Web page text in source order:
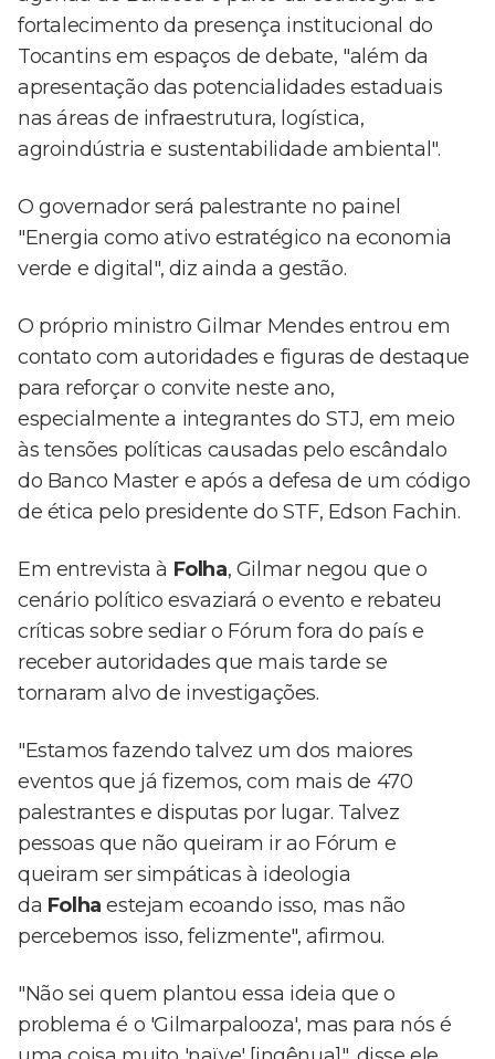
fortalecimento da presença institucional do
Tocantins em espaços de debate, "além da
apresentação das potencialidades estaduais
nas áreas de infraestrutura, logística,
agroindústria e sustentabilidade ambiental".
O governador será palestrante no painel
"Energia como ativo estratégico na economia
verde e digital", diz ainda a gestão.
O próprio ministro Gilmar Mendes entrou em
contato com autoridades e figuras de destaque
para reforçar o convite neste ano,
especialmente a integrantes do STJ, em meio
às tensões políticas causadas pelo escândalo
do Banco Master e após a defesa de um código
de ética pelo presidente do STF, Edson Fachin.
Em entrevista à Folha, Gilmar negou que o
cenário político esvaziará o evento e rebateu
críticas sobre sediar o Fórum fora do país e
receber autoridades que mais tarde se
tornaram alvo de investigações.
"Estamos fazendo talvez um dos maiores
eventos que já fizemos, com mais de 470
palestrantes e disputas por lugar. Talvez
pessoas que não queiram ir ao Fórum e
queiram ser simpáticas à ideologia
da Folhaestejam ecoando isso, mas não
percebemos isso, felizmente", afirmou.
"Não sei quem plantou essa ideia que o
problema é o 'Gilmarpalooza', mas para nós é